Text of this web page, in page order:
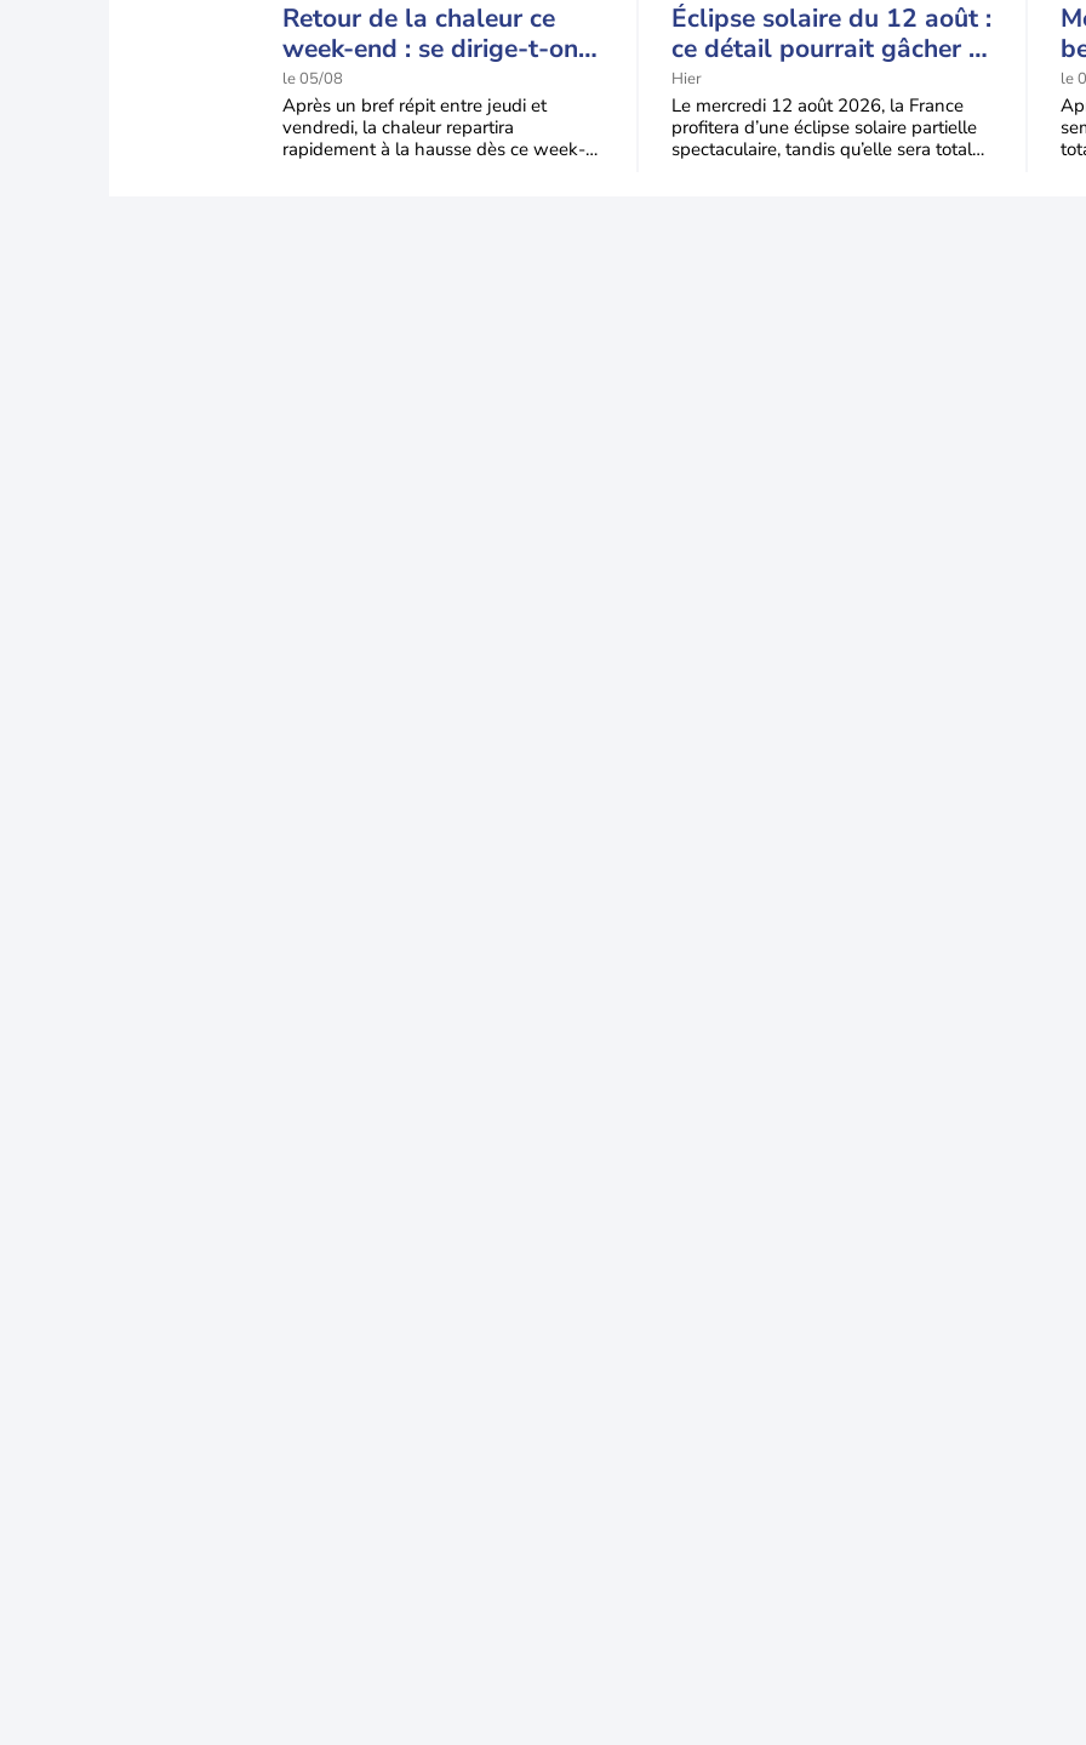
Retour de la chaleur ce
week-end : se dirige-t-on
vers une cinquième vague
de chaleur en France ?
le 05/08
Après un bref répit entre jeudi et
vendredi, la chaleur repartira
rapidement à la hausse dès ce week-
Éclipse solaire du 12 août :
ce détail pourrait gâcher le
spectacle
Hier
Le mercredi 12 août 2026, la France
profitera d’une éclipse solaire partielle
spectaculaire, tandis qu’elle sera totale
le